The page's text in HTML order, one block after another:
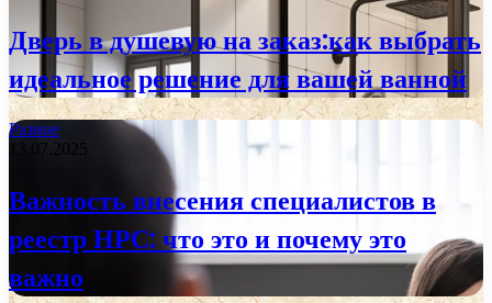
Дверь в душевую на заказ:как выбрать
идеальное решение для вашей ванной
Разное
13.07.2025
Важность внесения специалистов в
реестр НРС: что это и почему это
важно